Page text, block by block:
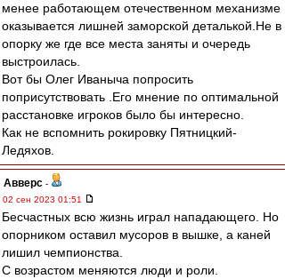
менее работающем отечественном механизме
оказывается лишней заморской деталькой.Не в
опорку же где все места заняты и очередь
выстроилась.
Вот бы Олег Иваныча попросить
поприсутствовать .Его мнение по оптимальной
расстановке игроков было бы интересно.
Как не вспомнить рокировку Пятницкий-
Ледяхов.
Авверс -
02 сен 2023 01:51
Бесчастных всю жизнь играл нападающего. Но
опорником оставил мусоров в вышке, а каней
лишил чемпионства.
С возрастом меняются люди и роли.